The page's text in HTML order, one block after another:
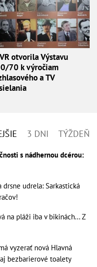
otvorila Výstavu
70 k výročiam
a TV
3 DNI TÝŽDEŇ
s nádhernou dcérou:
udrela: Sarkastická
na pláži iba v bikinách... Z
vyzerať nová Hlavná
bezbarierové toalety